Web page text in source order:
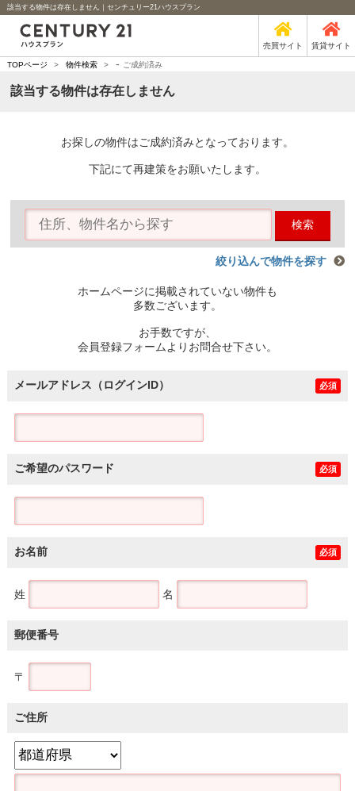
該当する物件は存在しません｜センチュリー21ハウスプラン
売買サイト 賃貸サイト
TOPページ > 物件検索 > - ご成約済み
該当する物件は存在しません
お探しの物件はご成約済みとなっております。
下記にて再建策をお願いたします。
検索
絞り込んで物件を探す
ホームページに掲載されていない物件も
多数ございます。
お手数ですが、
会員登録フォームよりお問合せ下さい。
メールアドレス（ログインID） 必須
ご希望のパスワード 必須
お名前 必須
姓 名
郵便番号
〒
ご住所